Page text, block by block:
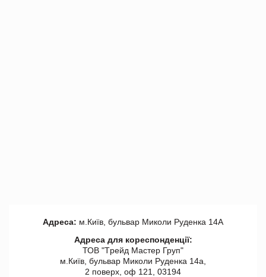
Адреса: м.Київ, бульвар Миколи Руденка 14А
Адреса для кореспонденції:
ТОВ "Tрейд Мастер Груп"
м.Київ, бульвар Миколи Руденка 14а,
2 поверх, оф 121, 03194